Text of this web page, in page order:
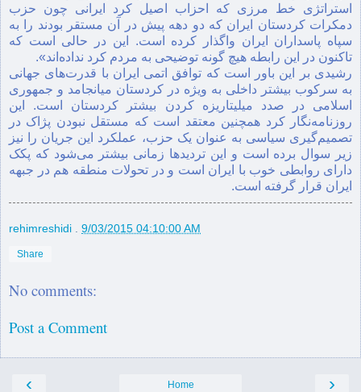
استراتژی خط مرزی که احزاب اصیل کرد ایرانی چون حزب
دمکرات کردستان ایران کە دو دهە پیش در آن مستقر بودند را به
سپاه پاسداران ایران واگذار کرده است. این در حالی است کە
تاکنون در این رابطە هیچ گونە توضیحی بە مردم کرد ندادەاند».
رشیدی بر این باور است کە توافق اتمی ایران با قدرت‌های جهانی
بە سرکوب بیشتر داخلی بە ویژە در کردستان میانجامد و جمهوری
اسلامی در صدد میلیتاریزە کردن بیشتر کردستان است. این
روزنامەنگار کرد همچنین معتقد است کە مستقل نبودن پژاک در
تصمیم‌گیری سیاسی بە عنوان یک حزب، عملکرد این جریان را نیز
زیر سوال بردە است و این تردیدها زمانی بیشتر می‌شود کە پکک
دارای روابطی خوب با ایران است و در تحولات منطقە هم در جبهە
ایران قرار گرفتە است.
rehimreshidi 9/03/2015 04:10:00 AM
Share
No comments:
Post a Comment
‹ ›
Home